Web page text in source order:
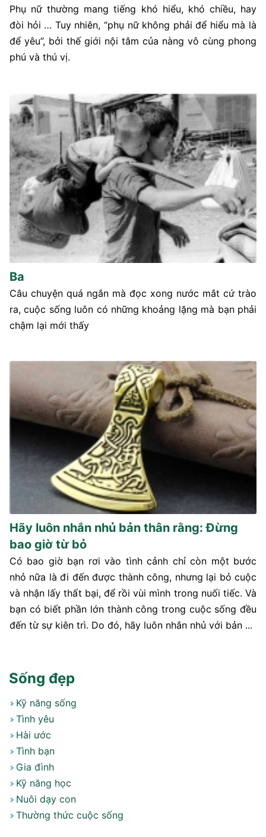
Phụ nữ thường mang tiếng khó hiểu, khó chiều, hay
đòi hỏi … Tuy nhiên, “phụ nữ không phải để hiểu mà là
để yêu”, bởi thế giới nội tâm của nàng vô cùng phong
phú và thú vị.
Ba
Câu chuyện quá ngắn mà đọc xong nước mắt cứ trào
ra, cuộc sống luôn có những khoảng lặng mà bạn phải
chậm lại mới thấy
Hãy luôn nhắn nhủ bản thân rằng: Đừng
bao giờ từ bỏ
Có bao giờ bạn rơi vào tình cảnh chỉ còn một bước
nhỏ nữa là đi đến được thành công, nhưng lại bỏ cuộc
và nhận lấy thất bại, để rồi vùi mình trong nuối tiếc. Và
bạn có biết phần lớn thành công trong cuộc sống đều
đến từ sự kiên trì. Do đó, hãy luôn nhắn nhủ với bản ...
Sống đẹp
Kỹ năng sống
Tình yêu
Hài ước
Tình bạn
Gia đình
Kỹ năng học
Nuôi dạy con
Thường thức cuộc sống